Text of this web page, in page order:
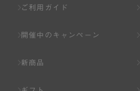
ご利用ガイド
開催中のキャンペーン
新商品